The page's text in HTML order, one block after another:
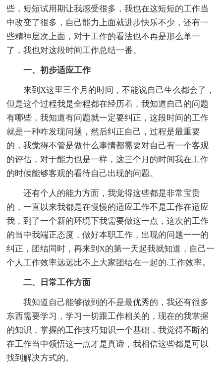
些，短短试用期让我感受很多，我也在这短短的工作当
中改变了很多，自己能力上面就进步快乐不少，还有一
些精神层次上面，对于工作的看法也不再是那么单一
了，我也对这段时间工作总结一番。
一、初步适应工作
来到X这里三个月的时间，不能说自己生么都会了，
但是这个过程我是全程都在经历着，我知道自己的问题
有哪些，我知道有问题就一定要纠正，这段时间的工作
就是一种咋发现问题，然后纠正自己，过程是最重要
的，我觉得不管是做什么事情都需要对自己有一个客观
的评估，对于能力也是一样，这三个月的时间我在工作
的时候能够客观的看待自己出现的问题。
还有个人的能力方面，我觉得这些都是非常宝贵
的，一直以来我都是在慢慢的适应工作不是工作在适应
我，到了一个新的环境下我需要做这一点，这次的工作
的当中我端正态度，做好本职工作，出现的问题一一的
纠正，团结同时，再来到X的第一天起我就知道，自己一
个人工作效率远远比不上大家团结在一起的.工作效率。
二、日常工作方面
我知道自己能够做到的不是最优秀的，我还有很多
东西需要学习，学习一切跟工作相关的，现在的我掌握
的知识，掌握的工作技巧知识一个基础，我觉得不断的
在工作当中领悟这一点才是真谛，我相信这些都是可以
找到解决方式的。